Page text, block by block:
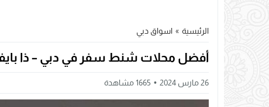
الرئيسية » اسواق دبي
أفضل محلات شنط سفر في دبي – ذا
26 مارس 2024 1665مشاهدة